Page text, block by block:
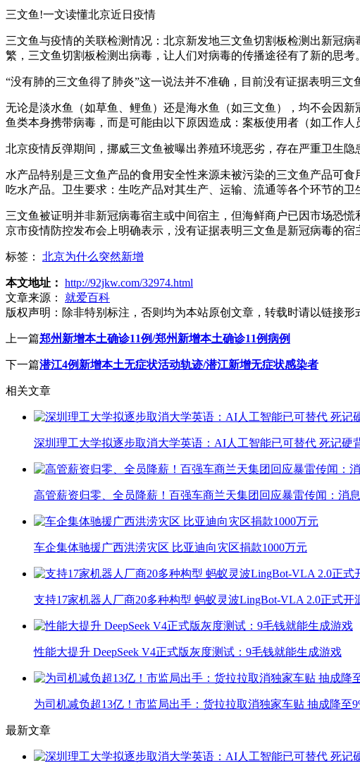
三文鱼!一文读懂北京近日疫情
三文鱼与疫情的关联检测情况：北京新发地三文鱼切割板检测出新冠
繁，三文鱼切割板检测出病毒，让人们对病毒的传播途径有了新的思考。
“没有肺的三文鱼得了肺炎”这一说法并不准确，目前没有证据表明三
无论是淡水鱼（如草鱼、鲤鱼）还是海水鱼（如三文鱼），均不会因
鱼类本身携带病毒，而是可能由以下原因造成：案板使用者（如工作
北京疫情反弹期间，挪威三文鱼被曝出养殖环境恶劣，存在严重卫生
水产品特别是三文鱼产品的食用安全性来源未被污染的三文鱼产品可
吃水产品。卫生要求：生吃产品对其生产、运输、流通等各个环节的
三文鱼被证明并非新冠病毒宿主或中间宿主，但海鲜商户已因市场恐
京市疫情防控发布会上明确表示，没有证据表明三文鱼是新冠病毒的宿
标签： 北京为什么突然新增
本文地址： http://92jkw.com/32974.html
文章来源：
就爱百科
版权声明： 除非特别标注，否则均为本站原创文章，转载时请以链接形
上一篇郑州新增本土确诊11例/郑州新增本土确诊11例病例
下一篇潜江4例新增本土无症状活动轨迹/潜江新增无症状感染者
相关文章
深圳理工大学拟逐步取消大学英语：AI人工智能已可替代 死记硬
高管薪资归零、全员降薪！百强车商兰天集团回应暴雷传闻：消
车企集体驰援广西洪涝灾区 比亚迪向灾区捐款1000万元
支持17家机器人厂商20多种构型 蚂蚁灵波LingBot-VLA 2.0正式开
性能大提升 DeepSeek V4正式版灰度测试：9毛钱就能生成游戏
为司机减负超13亿！市监局出手：货拉拉取消独家车贴 抽成降至
最新文章